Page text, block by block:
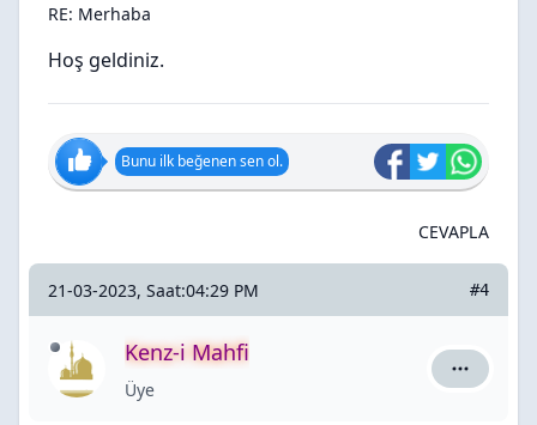
RE: Merhaba
Hoş geldiniz.
Bunu ilk beğenen sen ol.
CEVAPLA
21-03-2023, Saat:04:29 PM #4
Kenz-i Mahfi
Üye Kenz-i